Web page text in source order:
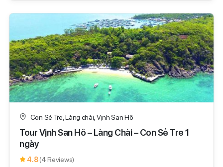
Con Sẻ Tre, Làng chài, Vịnh San Hô
Tour Vịnh San Hô – Làng Chài – Con Sẻ Tre 1
ngày
4.8(4 Reviews)